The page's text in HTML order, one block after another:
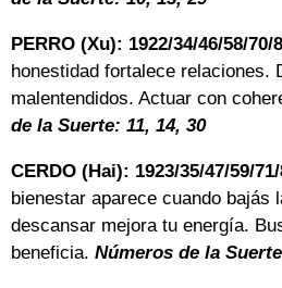
PERRO (Xu): 1922/34/46/58/70/
honestidad fortalece relaciones.
malentendidos. Actuar con
de la Suerte: 11, 14, 30
CERDO (Hai): 1923/35/47/59/
bienestar aparece cuando bajás
descansar mejora tu energía.
beneficia. Números de la